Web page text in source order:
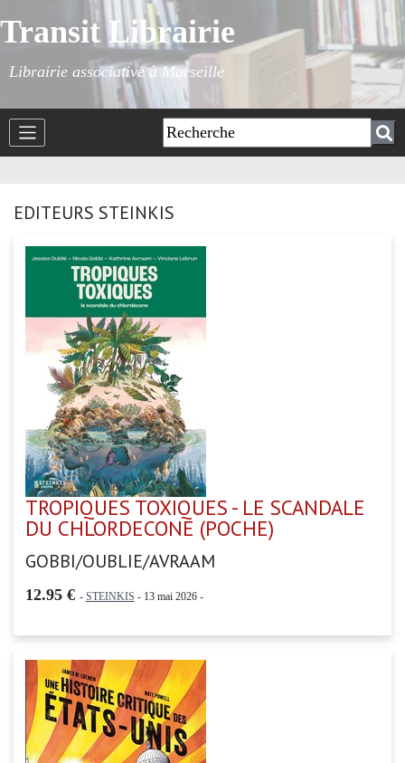
Transit Librairie
Librairie associative à Marseille
EDITEURS STEINKIS
TROPIQUES TOXIQUES - LE SCANDALE
DU CHLORDECONE (POCHE)
GOBBI/OUBLIE/AVRAAM
12.95 € - STEINKIS - 13 mai 2026 -